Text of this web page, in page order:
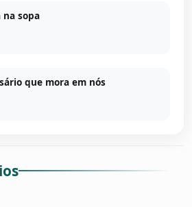
na sopa
que mora em nós